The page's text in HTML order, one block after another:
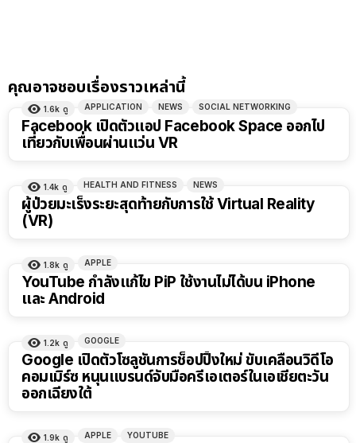
คุณอาจชอบเรื่องราวเหล่านี้
1.6k ดู APPLICATION NEWS SOCIAL NETWORKING
Facebook เปิดตัวแอป Facebook Space ออกไป
เที่ยวกับเพื่อนผ่านแว่น VR
1.4k ดู HEALTH AND FITNESS NEWS
ผู้ป่วยมะเร็งระยะสุดท้ายกับการใช้ Virtual Reality
(VR)
1.8k ดู APPLE
YouTube กำลังแก้ไข PiP ใช้งานไม่ได้บน iPhone
และ Android
1.2k ดู GOOGLE
Google เปิดตัวโซลูชันการช็อปปิ้งใหม่ ขับเคลื่อนวิดีโอ
คอมเมิร์ซ หนุนแบรนด์จับมือครีเอเตอร์ในเอเชียตะวัน
ออกเฉียงใต้
1.9k ดู APPLE YOUTUBE